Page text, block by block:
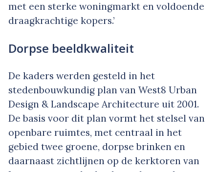
met een sterke woningmarkt en voldoende
draagkrachtige kopers.’
Dorpse beeldkwaliteit
De kaders werden gesteld in het
stedenbouwkundig plan van West8 Urban
Design & Landscape Architecture uit 2001.
De basis voor dit plan vormt het stelsel van
openbare ruimtes, met centraal in het
gebied twee groene, dorpse brinken en
daarnaast zichtlijnen op de kerktoren van